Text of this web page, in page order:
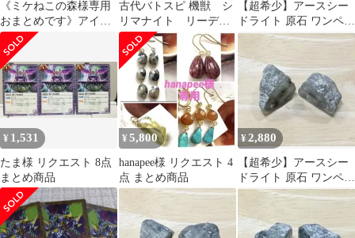
《ミケねこの森様専用
おまとめです》アイオ
ライト 天然石 アクセサ
リー(42)
古代バトスピ 機獣 シ
リマナイト リーディ
ングオリックス バト
スピ
【超希少】アースシー
ドライト 原石 ワンペア
4.7g 天然石 鉱物標本
¥ 1,531
たま様 リクエスト 8点
まとめ商品
¥ 5,800
hanapee様 リクエスト 4
点 まとめ商品
¥2,880
【超希少】アースシー
ドライト 原石 ワンペア
7.1g 天然石 鉱物標本